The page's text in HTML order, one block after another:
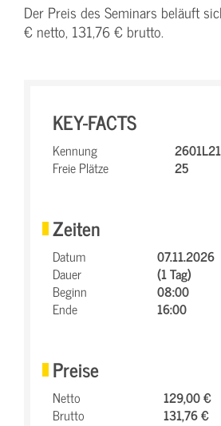
Der Preis des Seminars beläuft
€ netto, 131,76 € brutto.
KEY-FACTS
Kennung
Freie Plätze
25
Zeiten
Datum
07.11.2026
Dauer
(1 Tag)
Beginn
08:00
Ende
16:00
Preise
Netto
129,00 €
Brutto
131,76 €